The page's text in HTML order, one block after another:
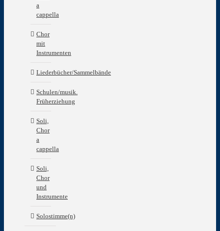
a
cappella
Chor
mit
Instrumenten
Liederbücher/Sammelbände
Schulen/musik.
Früherziehung
Soli,
Chor
a
cappella
Soli,
Chor
und
Instrumente
Solostimme(n)